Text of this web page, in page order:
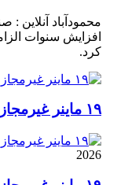
محمودآباد
افزایش سنوات
کرد.
۱۹ ماینر غیرمجاز در مازندران از مدار خارج شد
2026